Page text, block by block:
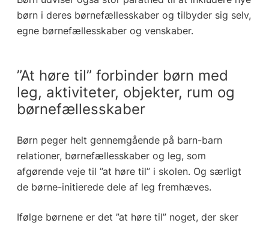
børn i deres børnefællesskaber og tilbyder sig selv,
egne børnefællesskaber og venskaber.
”At høre til” forbinder børn med
leg, aktiviteter, objekter, rum og
børnefællesskaber
Børn peger helt gennemgående på barn-barn
relationer, børnefællesskaber og leg, som
afgørende veje til ”at høre til” i skolen. Og særligt
de børne-initierede dele af leg fremhæves.
Ifølge børnene er det ”at høre til” noget, der sker